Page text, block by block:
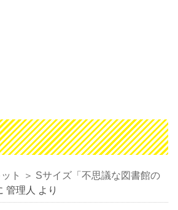
ット ＞ Sサイズ「不思議な図書館の
管理人 より